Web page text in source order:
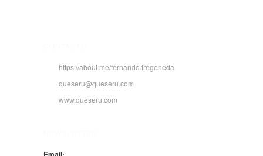
https://about.me/fernando.fregeneda
queseru@queseru.com
www.queseru.com